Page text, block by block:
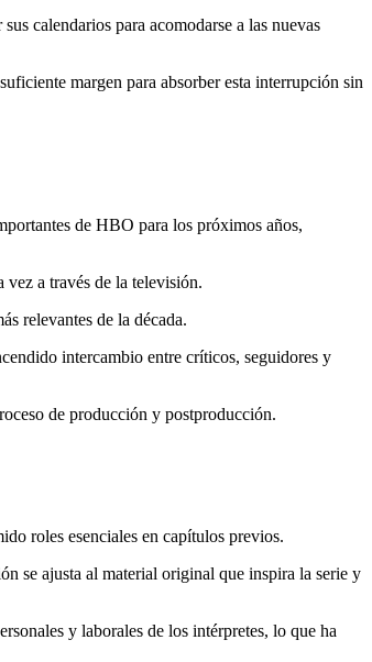
calendarios para acomodarse a las nuevas
margen para absorber esta interrupción sin
de HBO para los próximos años,
vez a través de la televisión.
relevantes de la década.
intercambio entre críticos, seguidores y
de producción y postproducción.
roles esenciales en capítulos previos.
se ajusta al material original que inspira la serie y
y laborales de los intérpretes, lo que ha